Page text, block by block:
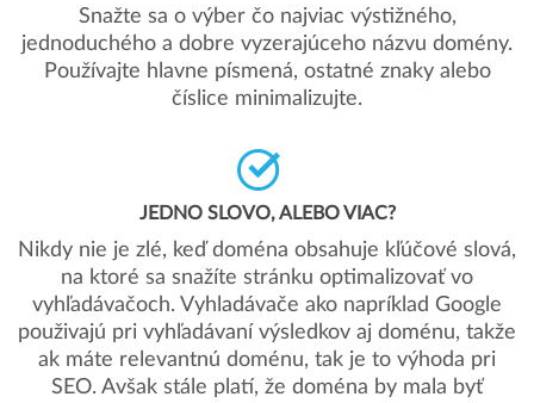
Snažte sa o výber čo najviac výstižného,
jednoduchého a dobre vyzerajúceho názvu domény.
Používajte hlavne písmená, ostatné znaky alebo
číslice minimalizujte.
JEDNO SLOVO, ALEBO VIAC?
Nikdy nie je zlé, keď doména obsahuje kľúčové slová,
na ktoré sa snažíte stránku optimalizovať vo
vyhľadávačoch. Vyhladávače ako napríklad Google
použivajú pri vyhľadávaní výsledkov aj doménu, takže
ak máte relevantnú doménu, tak je to výhoda pri
SEO. Avšak stále platí, že doména by mala byť